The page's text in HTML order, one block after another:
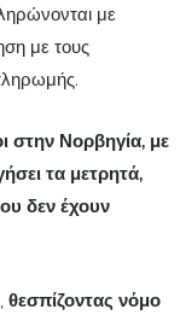
με
με τους
στην Νορβηγία, με
τα μετρητά,
δεν έχουν
θεσπίζοντας νόμο